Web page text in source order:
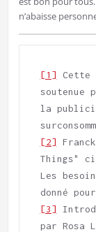
n’abaisse
[1] Cette
soutenue
la
[2]
Things"
Les
[3]